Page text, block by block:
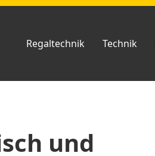
Regaltechnik Technik
und